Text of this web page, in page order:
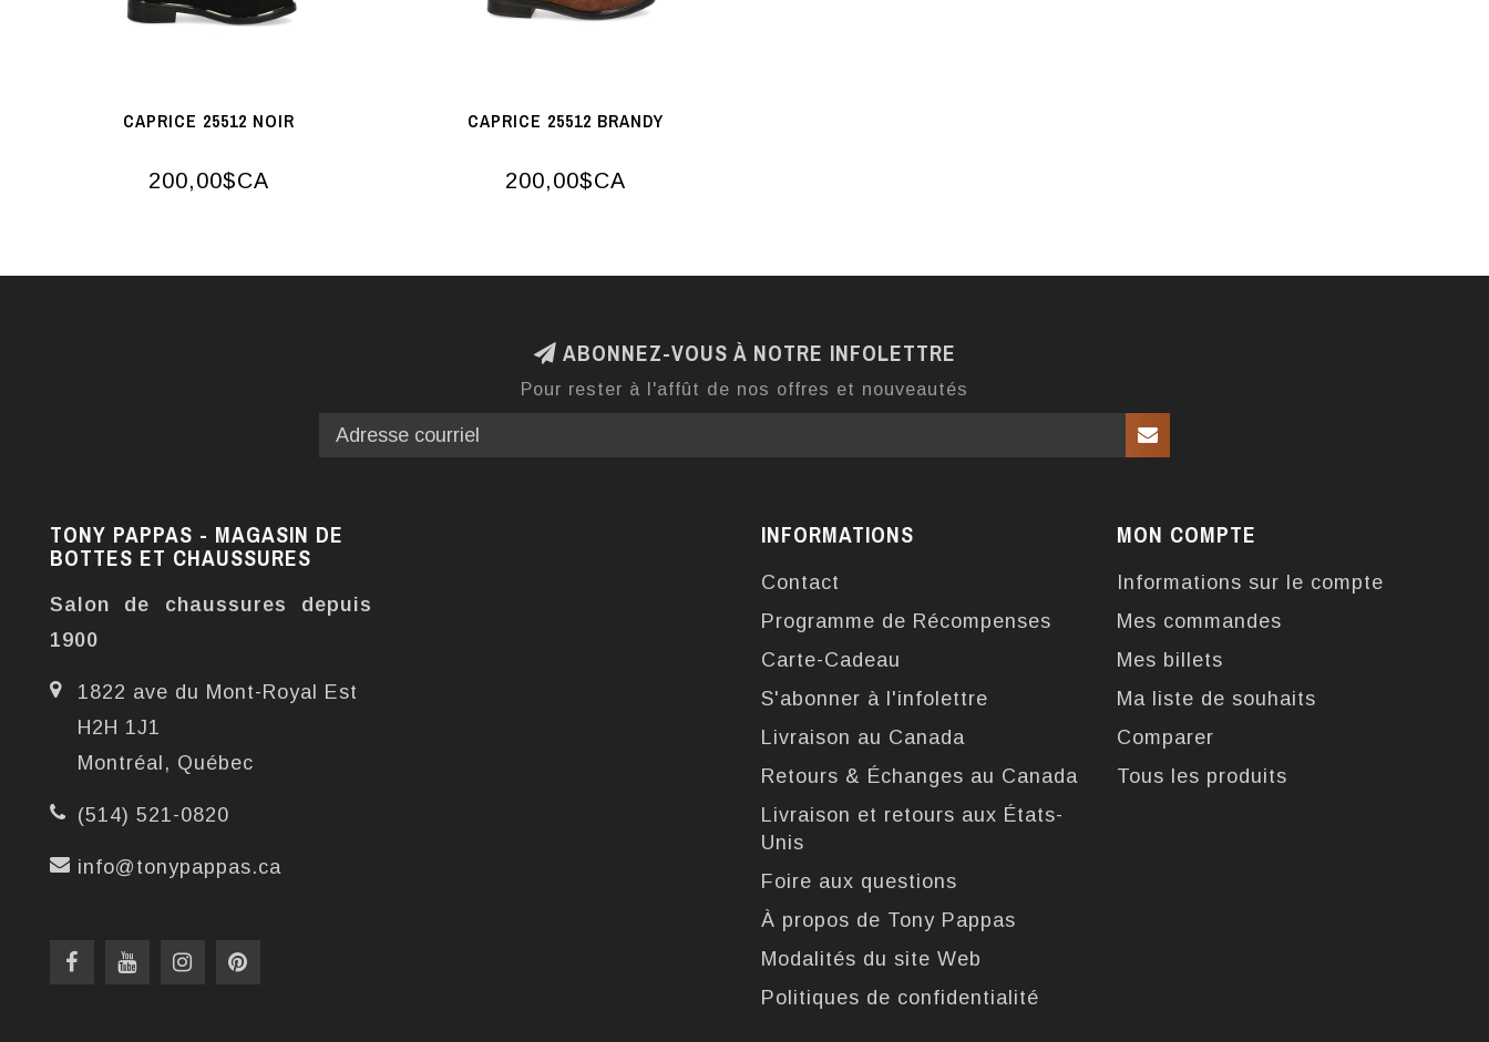
CAPRICE 25512 NOIR
200,00$CA
CAPRICE 25512 BRANDY
200,00$CA
ABONNEZ-VOUS À NOTRE INFOLETTRE
Pour rester à l'affût de nos offres et nouveautés
TONY PAPPAS - MAGASIN DE
BOTTES ET CHAUSSURES
Salon de chaussures depuis
1900
1822 ave du Mont-Royal Est
H2H 1J1
Montréal, Québec
(514) 521-0820
info@tonypappas.ca
INFORMATIONS
Contact
Programme de Récompenses
Carte-Cadeau
S'abonner à l'infolettre
Livraison au Canada
Retours & Échanges au Canada
Livraison et retours aux États-
Unis
Foire aux questions
À propos de Tony Pappas
Modalités du site Web
Politiques de confidentialité
MON COMPTE
Informations sur le compte
Mes commandes
Mes billets
Ma liste de souhaits
Comparer
Tous les produits